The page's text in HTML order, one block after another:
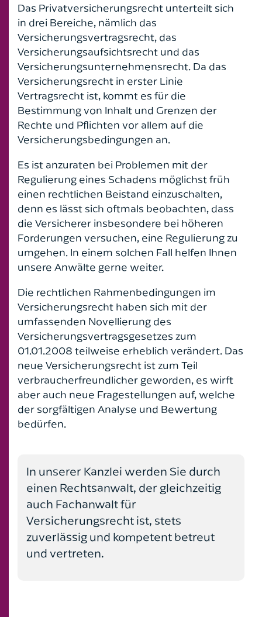
Leasingrecht
Medizinrecht
Mietrecht
Nachbarrecht
Notare
Ordnungswidrigkeitenrecht
Pferderecht
Reiserecht
Sozialversicherungsrecht
Strafrecht
Unfallrecht
Verkehrsstrafrecht
Verkehrsrecht
Versicherungsrecht
Vertragsrecht
Öffentliches Baurecht
Das Privatversicherungsrecht unterteilt sich
in drei Bereiche, nämlich das
Versicherungsvertragsrecht, das
Versicherungsaufsichtsrecht und das
Versicherungsunternehmensrecht. Da das
Versicherungsrecht in erster Linie
Vertragsrecht ist, kommt es für die
Bestimmung von Inhalt und Grenzen der
Rechte und Pflichten vor allem auf die
Versicherungsbedingungen an.
Es ist anzuraten bei Problemen mit der
Regulierung eines Schadens möglichst früh
einen rechtlichen Beistand einzuschalten,
denn es lässt sich oftmals beobachten, dass
die Versicherer insbesondere bei höheren
Forderungen versuchen, eine Regulierung zu
umgehen. In einem solchen Fall helfen Ihnen
unsere Anwälte gerne weiter.
Die rechtlichen Rahmenbedingungen im
Versicherungsrecht haben sich mit der
umfassenden Novellierung des
Versicherungsvertragsgesetzes zum
01.01.2008 teilweise erheblich verändert. Das
neue Versicherungsrecht ist zum Teil
verbraucherfreundlicher geworden, es wirft
aber auch neue Fragestellungen auf, welche
der sorgfältigen Analyse und Bewertung
bedürfen.
In unserer Kanzlei werden Sie durch
einen Rechtsanwalt, der gleichzeitig
auch Fachanwalt für
Versicherungsrecht ist, stets
zuverlässig und kompetent betreut
und vertreten.